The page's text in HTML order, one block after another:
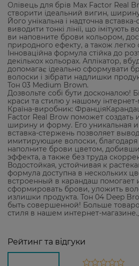
Олівець для брів Max Factor Real
створити ідеальний вигин,
Його унікальна і надточна
виводити тонкі лінії, що імітують
ви наповните брови кольором,
природного ефекту, а також легко
Інноваційна формула стійка до
декількох кольорах. Аплікатор,
допомагає ідеально сформувати
волоски і зібрати надлишки
Тон 03 Medium Brown.
Дозвольте собі бути досконалою!
краси та стилю у нашому інтернет-
Країна-виробник:
Factor Real Brow поможет создать
ширину и форму. Его уникальная и
вставка-стержень позволяет
имитирующие волоски,
наполните брови цветом,
эффекта, а также без труда
Водостойкая, устойчивая к
формула доступна в нескольких
встроенный в карандаш помогает
сформировать брови, уложить
излишки продукта. Тон 04 Deep
быть совершенной! Больше
стиля в нашем интернет-
Рейтинг та відгуки